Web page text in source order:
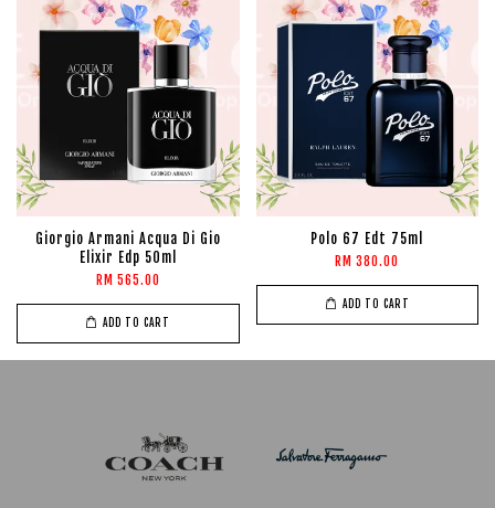
Giorgio Armani Acqua Di Gio
Elixir Edp 50ml
RM 565.00
ADD TO CART
Polo 67 Edt 75ml
RM 380.00
ADD TO CART